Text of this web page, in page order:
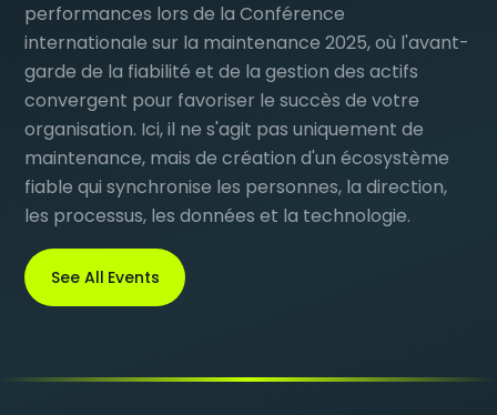
performances lors de la Conférence
internationale sur la maintenance 2025, où l'avant-
garde de la fiabilité et de la gestion des actifs
convergent pour favoriser le succès de votre
organisation. Ici, il ne s'agit pas uniquement de
maintenance, mais de création d'un écosystème
fiable qui synchronise les personnes, la direction,
les processus, les données et la technologie.
See All Events